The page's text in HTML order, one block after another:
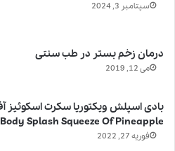
سپتامبر 3, 2024
درمان زخم بستر در طب سنتی
می 12, 2019
Body Splash Squeeze Of Pineapple
فوریه 27, 2022